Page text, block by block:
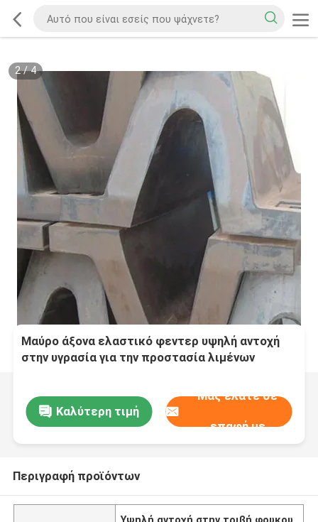
2/4
Μαύρο άξονα ελαστικό φεντερ υψηλή αντοχή
στην υγρασία για την προστασία λιμένων
Καλύτερη τιμή
Μας ελάτε σε
επαφή με
Περιγραφή προϊόντων
Υψηλή αντοχή στην τριβή φουκου